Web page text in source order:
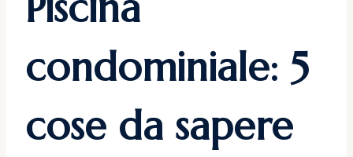
condominiale: 5
cose da sapere